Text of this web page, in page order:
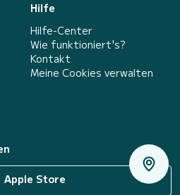
Hilfe
Hilfe-Center
Wie funktioniert's?
Kontakt
Meine Cookies verwalten
Apple Store